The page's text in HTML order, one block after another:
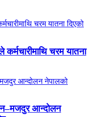
चरम यातना
आन्दोलन